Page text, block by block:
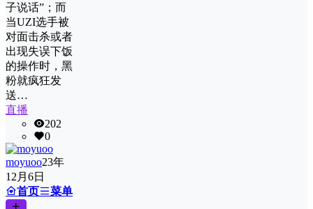
子说话”；而
当UZI选手被
对面击杀或者
出现失误下饭
的操作时，黑
粉就疯狂发
送…
直播
202
0
moyuoo23年
12月6日
首页
菜单